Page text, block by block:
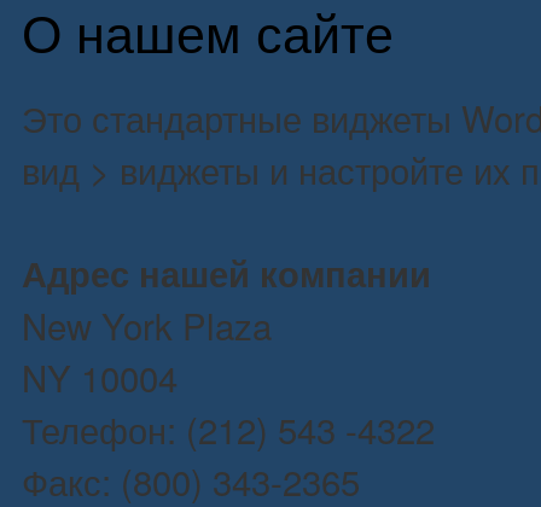
О нашем сайте
Это стандартные виджеты
вид > виджеты и настройте их
Адрес нашей компании
New York Plaza
NY 10004
Телефон: (212) 543 -4322
Факс: (800) 343-2365